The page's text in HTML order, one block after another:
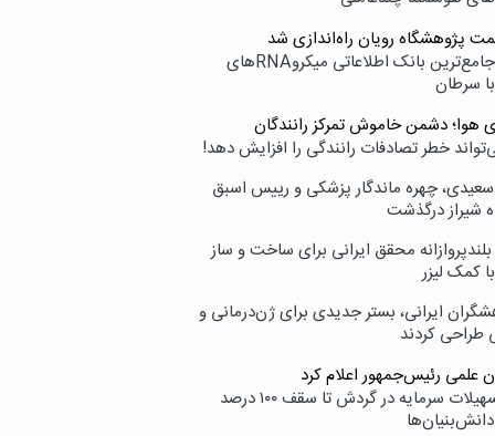
پژوهشگاه رویان راه‌اندازی شد
نامیرا؛ جامع‌ترین بانک اطلاعاتی میکروRNAهای
سرطان
هوا؛ دشمن خاموش تمرکز رانندگان
خطر تصادفات رانندگی را افزایش دهد!
چهره ماندگار پزشکی و رییس اسبق
شیراز درگذشت
بلندپروازانه محقق ایرانی برای ساخت و ساز
کمک لیزر
ایرانی، بستر جدیدی برای ژن‌درمانی و
طراحی کردند
علمی رئیس‌جمهور اعلام کرد
ارائه تسهیلات سرمایه در گردش تا سقف ۱۰۰ درصد